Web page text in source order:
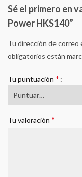
Sé el primero en
Power HKS140”
Tu dirección de correo
obligatorios están
Tu puntuación *
Tu valoración *